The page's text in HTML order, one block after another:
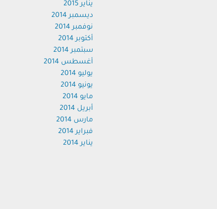
يناير 2015
ديسمبر 2014
نوفمبر 2014
أكتوبر 2014
سبتمبر 2014
أغسطس 2014
يوليو 2014
يونيو 2014
مايو 2014
أبريل 2014
مارس 2014
فبراير 2014
يناير 2014